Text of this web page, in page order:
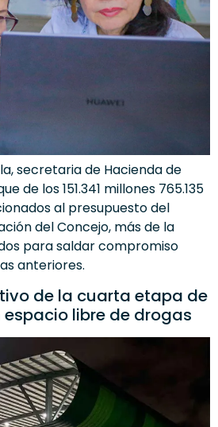
secretaria de Hacienda de
de los 151.341 millones 765.135
al presupuesto del
del Concejo, más de la
para saldar compromiso
anteriores.
de la cuarta etapa de
espacio libre de drogas